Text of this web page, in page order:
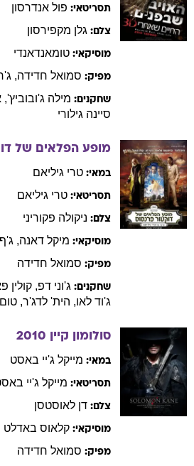
תסריטאי: פול אנדרסון
צלם: גלן מקפירסון
מוסיקאי: טומאנדאנדי
מפיק: סמואל חדידה,
שחקנים: מילה ג'ובוביץ',
סיינה גילורי
מופע הפלאים של
במאי: טרי גיליאם
תסריטאי: טרי גיליאם
צלם: ניקולה פקוריני
מוסיקאי: מיקל דאנה, ג'ף
מפיק: סמואל חדידה
שחקנים: ג'וני דפ, קולין
ג'וד לאו, הית' לדג'ר, טום
סולומון קיין 2010
במאי: מייקל ג'יי באסט
תסריטאי: מייקל ג'יי
צלם: דן לאוסטסן
מוסיקאי: קלאוס באדלט
מפיק: סמואל חדידה